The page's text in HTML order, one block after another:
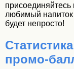
присоединяйтесь
любимый напиток
будет непросто!
промо-